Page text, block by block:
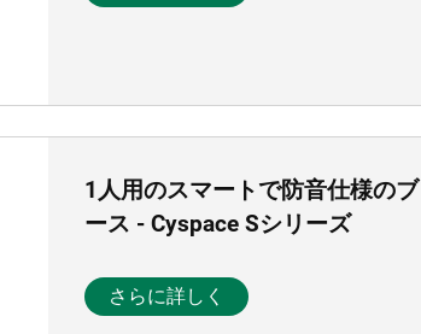
1人用のスマートで防音仕様のブ
ース - Cyspace Sシリーズ
さらに詳しく